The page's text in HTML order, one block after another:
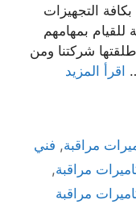
التجهيزات
للقيام بمهامهم
شركتنا ومن
اقرأ المزيد
مراقبة, فني
مراقبة,
مراقبة